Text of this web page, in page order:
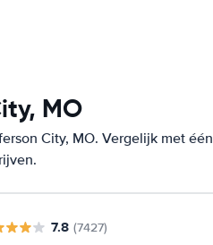
MO
City, MO. Vergelijk met één
7.8 (7427)